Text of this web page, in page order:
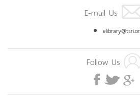
E-mail Us
Follow Us